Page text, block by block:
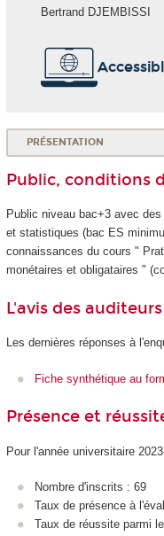
Bertrand DJEMBISSI
PRÉSENTATION
Public, conditions
Public niveau bac+3 avec
et statistiques (bac ES
connaissances du cours "
monétaires et obligataires "
L'avis des auditeurs
Les dernières réponses à
Fiche synthétique au
Présence et
Pour l'année universitaire
Nombre d'inscrits : 69
Taux de présence à
Taux de réussite parmi